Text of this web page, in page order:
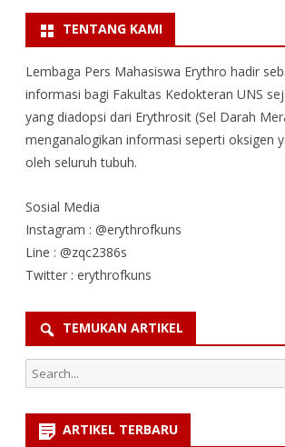
TENTANG KAMI
Lembaga Pers Mahasiswa Erythro hadir
informasi bagi Fakultas Kedokteran UNS
yang diadopsi dari Erythrosit (Sel Darah
menganalogikan informasi seperti oksigen
oleh seluruh tubuh.
Sosial Media
Instagram : @erythrofkuns
Line : @zqc2386s
Twitter : erythrofkuns
TEMUKAN ARTIKEL
Search
for:
ARTIKEL TERBARU